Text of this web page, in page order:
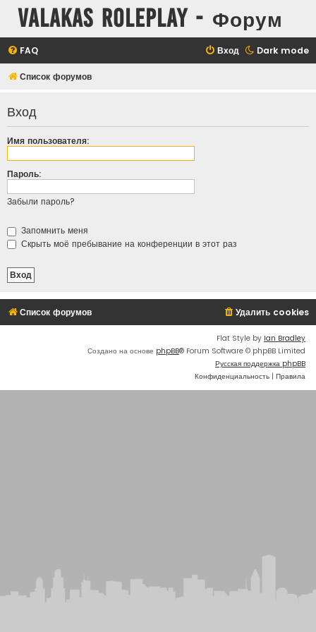
Valakas Roleplay - Форум
Dark mode
FAQ Вход
Список форумов
Вход
Имя пользователя:
Пароль:
Забыли пароль?
Запомнить меня
Скрыть моё пребывание на конференции в этот раз
Список форумов Удалить cookies
Flat Style by Ian Bradley
Создано на основе phpBB® Forum Software © phpBB Limited
Русская поддержка phpBB
Конфиденциальность | Правила